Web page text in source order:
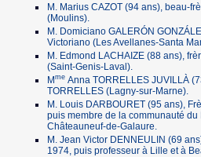
M. Marius CAZOT (94 ans), beau-
(Moulins).
M. Domiciano GALERÓN
Victoriano (Les Avellanes-Santa
M. Edmond LACHAIZE (88 ans),
(Saint-Genis-Laval).
Mme Anna TORRELLES JUVILLÀ
TORRELLES (Lagny-sur-Marne).
M. Louis DARBOURET (95 ans),
puis membre de la communauté du
Châteauneuf-de-Galaure.
M. Jean Victor DENNEULIN (69
1974, puis professeur à Lille et à